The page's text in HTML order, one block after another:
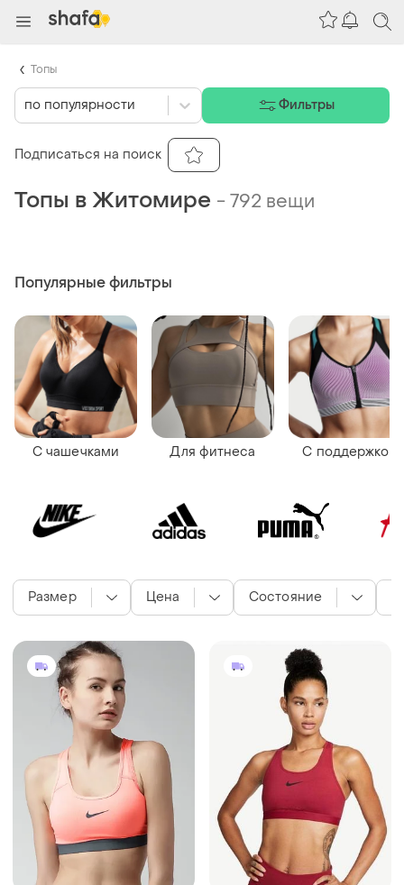
Топы в Житомире -792 вещи
Популярные фильтры
С чашечками Для фитнеса С поддержкой
Размер Цена Состояние
по популярности Фильтры
Подписаться на поиск
Топы